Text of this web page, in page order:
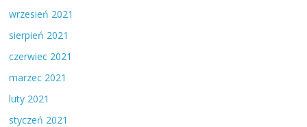
wrzesień 2021
sierpień 2021
czerwiec 2021
marzec 2021
luty 2021
styczeń 2021